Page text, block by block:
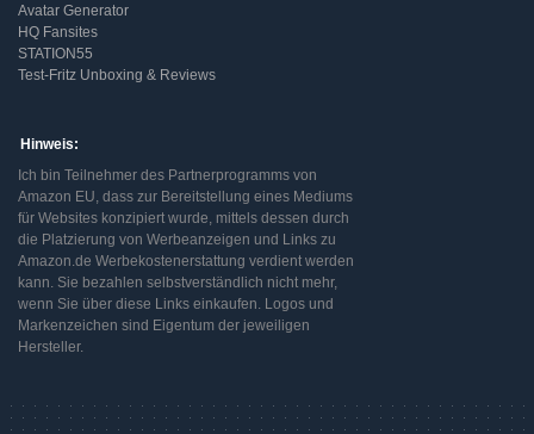
Avatar Generator
HQ Fansites
STATION55
Test-Fritz Unboxing & Reviews
Hinweis:
Ich bin Teilnehmer des Partnerprogramms von
Amazon EU, dass zur Bereitstellung eines Mediums
für Websites konzipiert wurde, mittels dessen durch
die Platzierung von Werbeanzeigen und Links zu
Amazon.de Werbekostenerstattung verdient werden
kann. Sie bezahlen selbstverständlich nicht mehr,
wenn Sie über diese Links einkaufen. Logos und
Markenzeichen sind Eigentum der jeweiligen
Hersteller.